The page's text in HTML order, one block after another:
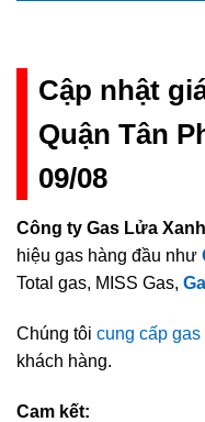
Cập nhật
Quận Tân
09/08
Công ty Gas Lửa Xanh
hiệu gas hàng đầu như
Total gas, MISS Gas,
Chúng tôi cung cấp gas
khách hàng.
Cam kết: